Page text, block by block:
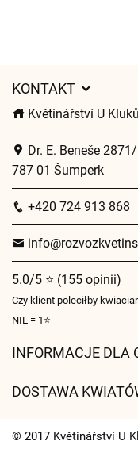
KONTAKT
Květinářství U
Dr. E. Beneše
787 01 Šumperk
+420 724 913 868
5.0/5 ⭐ (155 opinii)
Czy klient poleciłby
NIE = 1⭐
INFORMACJE DLA
Czasy dostawy
DOSTAWA
Gdzie dostarczamy
© 2017 Květinářství U